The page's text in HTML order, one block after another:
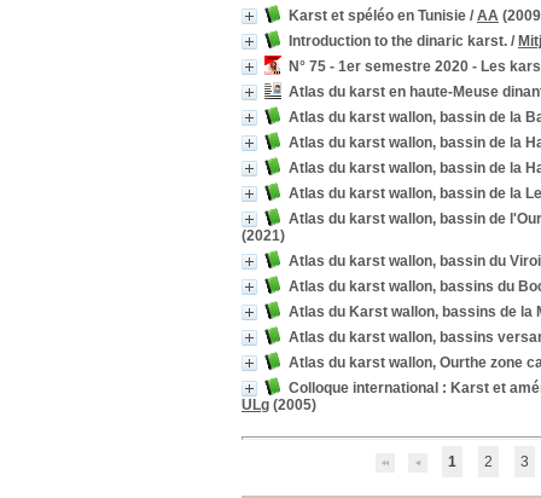
Karst et spéléo en Tunisie / AA
Introduction to the dinaric karst. /
N° 75 - 1er semestre 2020 - Les
Atlas du karst en haute-Meuse
Atlas du karst wallon, bassin de la
Atlas du karst wallon, bassin de la
Atlas du karst wallon, bassin de la
Atlas du karst wallon, bassin de la
Atlas du karst wallon, bassin de
(2021)
Atlas du karst wallon, bassin du
Atlas du karst wallon, bassins du
Atlas du Karst wallon, bassins de la
Atlas du karst wallon, bassins
Atlas du karst wallon, Ourthe zone
Colloque international : Karst et
ULg (2005)
1 2 3